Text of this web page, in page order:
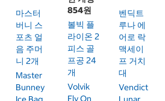
마스터
버니 스
포츠 얼
음 주머
니 2개
Master
Bunney
854원
볼빅 플
라이온 2
피스 골
프공 24
개
Volvik
Fly On
벤딕트
루나 에
어로 락
맥세이
프 거치
대
Vendict